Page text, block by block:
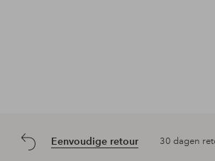
Eenvoudige retour 30 dagen